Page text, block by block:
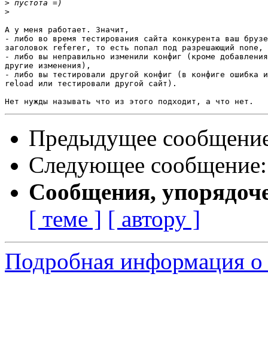
>
>
А у меня работает. Значит,
- либо во время тестирования сайта конкурента ваш
заголовок referer, то есть попал под разрешающий none,
- либо вы неправильно изменили конфиг (кроме
другие изменения),
- либо вы тестировали другой конфиг (в конфиге ошибка
reload или тестировали другой сайт).
Предыдущее
Следующее
Сообщения,
[ теме ] [ автору ]
Подробная информация